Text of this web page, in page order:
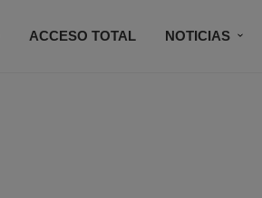
ACCESO TOTAL NOTICIAS